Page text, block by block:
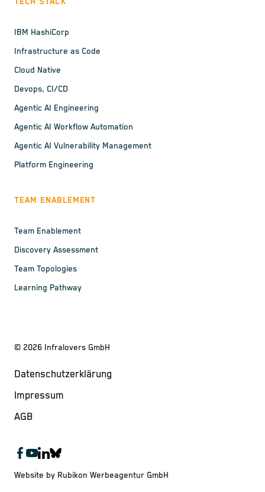
TECH STACK
IBM HashiCorp
Infrastructure as Code
Cloud Native
Devops, CI/CD
Agentic AI Engineering
Agentic AI Workflow Automation
Agentic AI Vulnerability Management
Platform Engineering
TEAM ENABLEMENT
Team Enablement
Discovery Assessment
Team Topologies
Learning Pathway
© 2026 Infralovers GmbH
Datenschutzerklärung
Impressum
AGB
Website by Rubikon Werbeagentur GmbH